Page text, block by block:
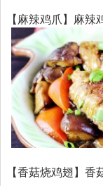
【麻辣鸡爪】麻
【香菇烧鸡翅】